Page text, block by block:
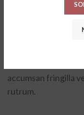
Sticky Sidebar
Details available
accumsan fringilla
rutrum.